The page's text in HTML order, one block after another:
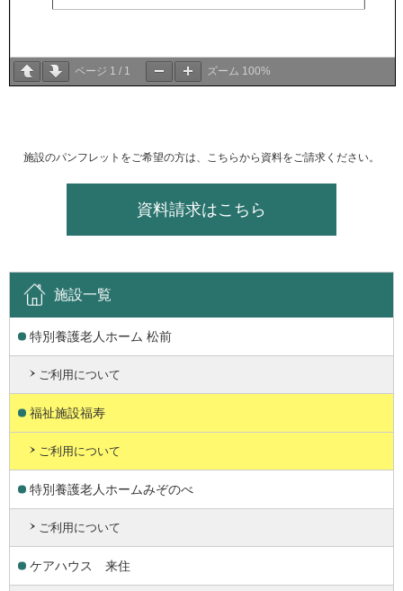
ページ 1 / 1 ズーム 100%
施設のパンフレットをご希望の方は、こちらから資料をご請求ください。
資料請求はこちら
施設一覧
特別養護老人ホーム 松前
ご利用について
福祉施設福寿
ご利用について
特別養護老人ホームみぞのべ
ご利用について
ケアハウス 来住